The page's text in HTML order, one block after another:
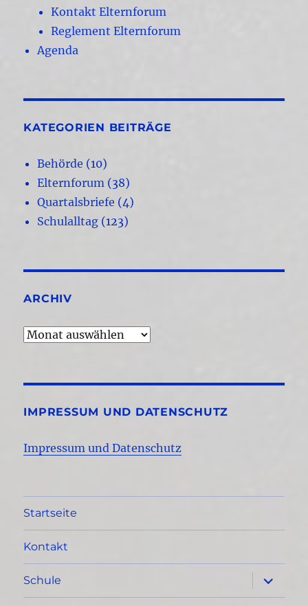
Kontakt Elternforum
Reglement Elternforum
Agenda
KATEGORIEN BEITRÄGE
Behörde (10)
Elternforum (38)
Quartalsbriefe (4)
Schulalltag (123)
ARCHIV
Archiv
IMPRESSUM UND DATENSCHUTZ
Impressum und Datenschutz
Startseite
Kontakt
Schule
öffnen